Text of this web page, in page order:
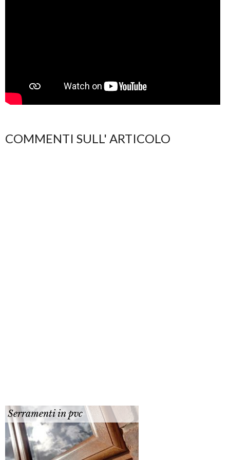
COMMENTI SULL' ARTICOLO
Serramenti in pvc